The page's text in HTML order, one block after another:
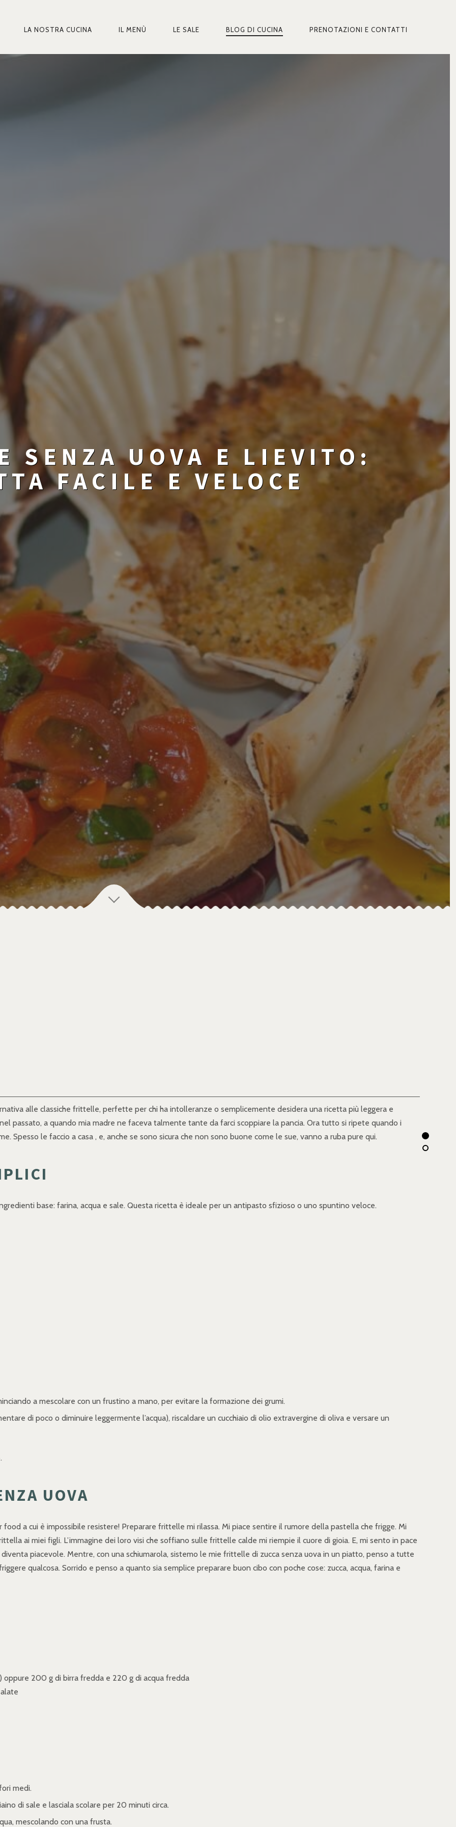
LA NOSTRA CUCINA IL MENÙ LE SALE BLOG DI CUCINA PRENOTAZIONI E CONTATTI
SENZA UOVA E LIEVITO:
FACILE E VELOCE
alle classiche frittelle, perfette per chi ha intolleranze o semplicemente desidera una ricetta più leggera e
passato, a quando mia madre ne faceva talmente tante da farci scoppiare la pancia. Ora tutto si ripete quando i
Spesso le faccio a casa , e, anche se sono sicura che non sono buone come le sue, vanno a ruba pure qui.
base: farina, acqua e sale. Questa ricetta è ideale per un antipasto sfizioso o uno spuntino veloce.
a mescolare con un frustino a mano, per evitare la formazione dei grumi.
di poco o diminuire leggermente l’acqua), riscaldare un cucchiaio di olio extravergine di oliva e versare un
UOVA
a cui è impossibile resistere! Preparare frittelle mi rilassa. Mi piace sentire il rumore della pastella che frigge. Mi
ai miei figli. L’immagine dei loro visi che soffiano sulle frittelle calde mi riempie il cuore di gioia. E, mi sento in pace
piacevole. Mentre, con una schiumarola, sistemo le mie frittelle di zucca senza uova in un piatto, penso a tutte
qualcosa. Sorrido e penso a quanto sia semplice preparare buon cibo con poche cose: zucca, acqua, farina e
200 g di birra fredda e 220 g di acqua fredda
medi.
di sale e lasciala scolare per 20 minuti circa.
mescolando con una frusta.